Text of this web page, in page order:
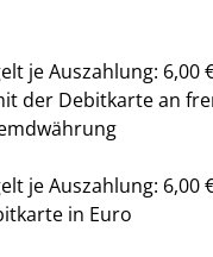
je Auszahlung: 6,00
der Debitkarte an
je Auszahlung: 6,00
in Euro